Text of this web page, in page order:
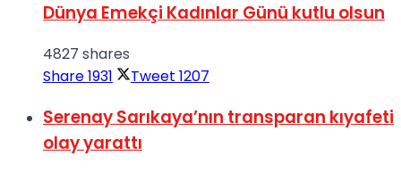
Dünya Emekçi Kadınlar Günü kutlu olsun
4827 shares
Share1931 Tweet 1207
Serenay Sarıkaya’nın transparan kıyafeti
olay yarattı